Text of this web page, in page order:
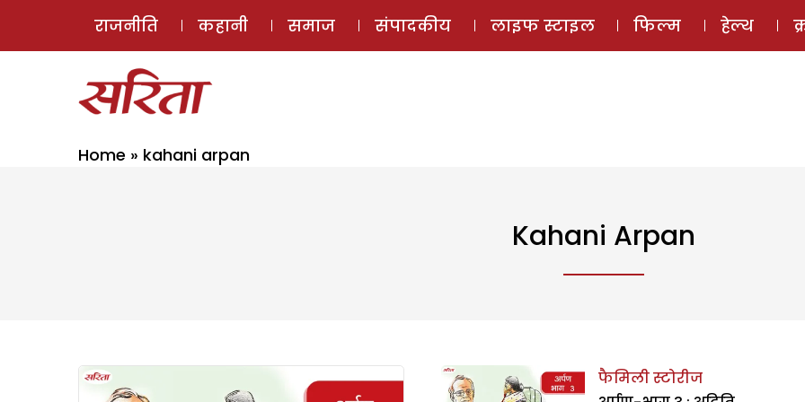
ई-मैगज़ीन
राजनीति कहानी समाज संपादकीय लाइफ स्टाइल फिल्म हेल्थ
Home » kahani arpan
Kahani Arpan
फैमिली स्टोरीज